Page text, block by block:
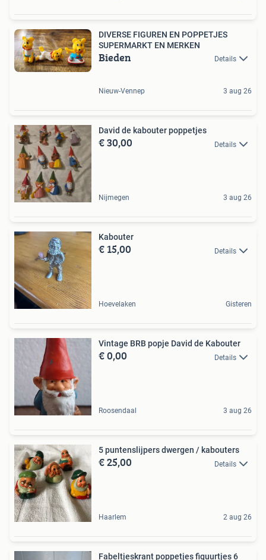
DIVERSE FIGUREN EN POPPETJES
SUPERMARKT EN MERKEN
Bieden Details
Nieuw-Vennep 3 aug 26
David de kabouter poppetjes
€ 30,00 Details
Nijmegen 3 aug 26
Kabouter
€ 15,00 Details
Hoevelaken Gisteren
Vintage BRB popje David de Kabouter
€ 0,00 Details
Roosendaal 3 aug 26
5 puntenslijpers dwergen / kabouters
€ 25,00 Details
Haarlem 2 aug 26
Fabeltjeskrant poppetjes figuurtjes 6